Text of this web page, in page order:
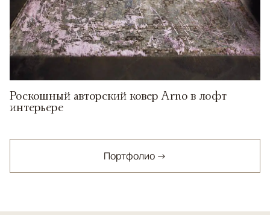
Роскошный авторский ковер Arno в лофт
интерьере
Портфолио →